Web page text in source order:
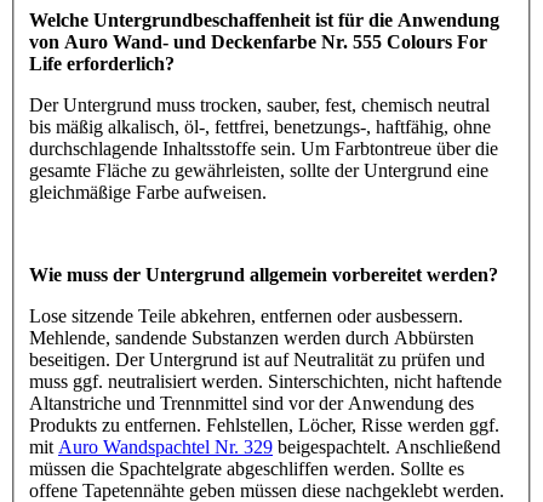
Welche Untergrundbeschaffenheit ist für die Anwendung
von Auro Wand- und Deckenfarbe Nr. 555 Colours For
Life erforderlich?
Der Untergrund muss trocken, sauber, fest, chemisch neutral
bis mäßig alkalisch, öl-, fettfrei, benetzungs-, haftfähig, ohne
durchschlagende Inhaltsstoffe sein. Um Farbtontreue über die
gesamte Fläche zu gewährleisten, sollte der Untergrund eine
gleichmäßige Farbe aufweisen.
Wie muss der Untergrund allgemein vorbereitet werden?
Lose sitzende Teile abkehren, entfernen oder ausbessern.
Mehlende, sandende Substanzen werden durch Abbürsten
beseitigen. Der Untergrund ist auf Neutralität zu prüfen und
muss ggf. neutralisiert werden. Sinterschichten, nicht haftende
Altanstriche und Trennmittel sind vor der Anwendung des
Produkts zu entfernen. Fehlstellen, Löcher, Risse werden ggf.
mit Auro Wandspachtel Nr. 329 beigespachtelt. Anschließend
müssen die Spachtelgrate abgeschliffen werden. Sollte es
offene Tapetennähte geben müssen diese nachgeklebt werden.